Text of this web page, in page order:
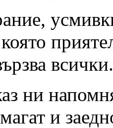
всички.
ни
и